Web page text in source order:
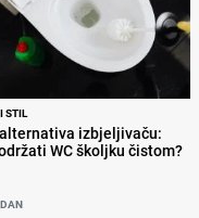
STIL
izbjeljivaču:
WC školjku čistom?